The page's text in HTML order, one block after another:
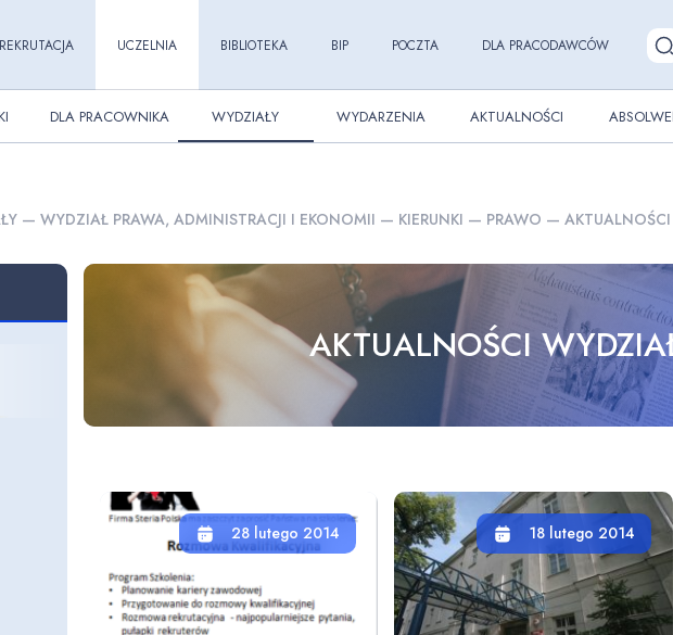
REKRUTACJA UCZELNIA BIBLIOTEKA BIP POCZTA DLA PRACODAWCÓW
DLA PRACOWNIKA WYDZIAŁY WYDARZENIA AKTUALNOŚCI
— WYDZIAŁ PRAWA, ADMINISTRACJI I EKONOMII — KIERUNKI — PRAWO —
AKTUALNOŚCI
28 lutego 2014 18 lutego 2014